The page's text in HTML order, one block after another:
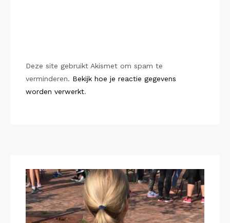
Deze site gebruikt Akismet om spam te
verminderen. Bekijk hoe je reactie gegevens
worden verwerkt.